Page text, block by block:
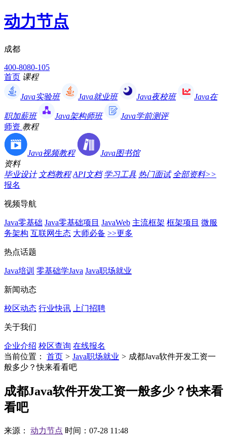
动力节点
成都
400-8080-105
首页 课程
Java实验班 Java就业班 Java夜校班 Java在
职加薪班 Java架构师班
Java学前测评
师资 教程
Java视频教程
Java图书馆
资料
毕业设计 文档教程 API文档 学习工具 热门面试 全部资料>>
报名
视频导航
Java零基础 Java零基础项目 JavaWeb 主流框架 框架项目 微服
务架构 互联网生态 大师必备 >>更多
热点话题
Java培训 零基础学Java Java职场就业
新闻动态
校区动态 行业快讯 上门招聘
关于我们
企业介绍 校区查询 在线报名
当前位置：
首页 > Java职场就业 > 成都Java软件开发工资一
般多少？快来看看吧
成都Java软件开发工资一般多少？快来看
看吧
来源： 动力节点 时间：07-28 11:48